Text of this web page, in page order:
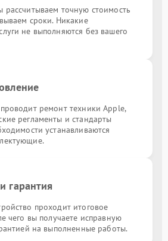
рассчитываем точную стоимость
сроки. Никакие
не выполняются без вашего
ремонт техники Apple,
регламенты и стандарты
устанавливаются
гарантия
проходит итоговое
чего вы получаете исправную
на выполненные работы.